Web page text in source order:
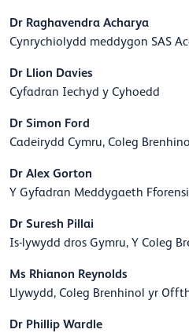
Dr Raghavendra Acharya
Cynrychiolydd meddygon SAS
Dr Llion Davies
Cyfadran Iechyd y Cyhoedd
Dr Simon Ford
Cadeirydd Cymru, Coleg
Dr Alex Gorton
Y Gyfadran Meddygaeth
Dr Suresh Pillai
Is-lywydd dros Gymru, Y Coleg
Ms Rhianon Reynolds
Llywydd, Coleg Brenhinol yr
Dr Phillip Wardle